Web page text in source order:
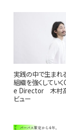
実践の中で生まれ
組織を強くしてい
e Director 木村高
ビュー